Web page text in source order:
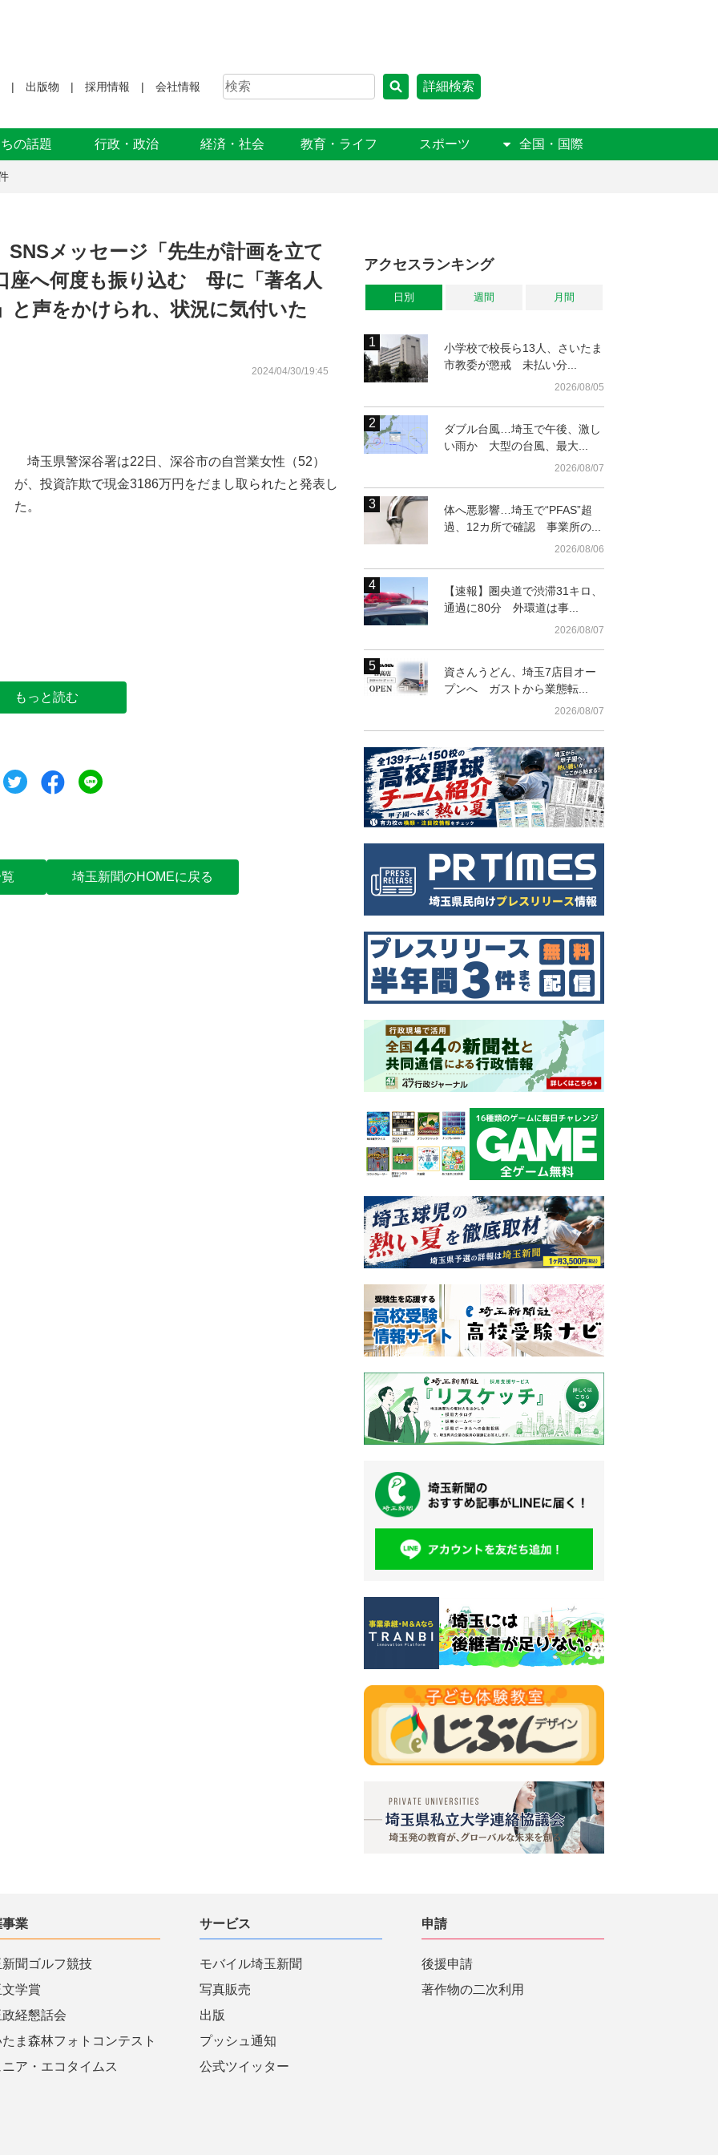
出版物 採用情報 会社情報 詳細検索
ちの話題 行政・政治 経済・社会 教育・ライフ スポーツ 全国・国際
メッセージ「先生が計画を立て
座へ何度も振り込む 母に「著名人
と声をかけられ、状況に気付いた
2024/04/30/19:45
埼玉県警深谷署は22日、深谷市の自営業女性（52）
が、投資詐欺で現金3186万円をだまし取られたと発表し
た。
もっと読む
ツイートシェア
埼玉新聞のHOMEに戻る
アクセスランキング
日別 週間 月間
小学校で校長ら13人、さいたま
市教委が懲戒 未払い分...
2026/08/05
ダブル台風…埼玉で午後、激し
い雨か 大型の台風、最大...
2026/08/07
体へ悪影響…埼玉で“PFAS”超
過、12カ所で確認 事業所の...
2026/08/06
【速報】圏央道で渋滞31キロ、
通過に80分 外環道は事...
2026/08/07
資さんうどん、埼玉7店目オー
プンへ ガストから業態転...
2026/08/07
事業
聞ゴルフ競技
学賞
経懇話会
たま森林フォトコンテスト
ニア・エコタイムス
サービス
モバイル埼玉新聞
写真販売
出版
プッシュ通知
公式ツイッター
申請
後援申請
著作物の二次利用